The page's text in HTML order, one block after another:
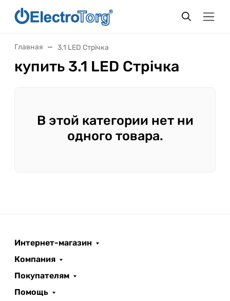
Главная 3.1 LED Стрічка
купить 3.1 LED Стрічка
В этой категории нет ни
одного товара.
Интернет-магазин
Компания
Покупателям
Помощь